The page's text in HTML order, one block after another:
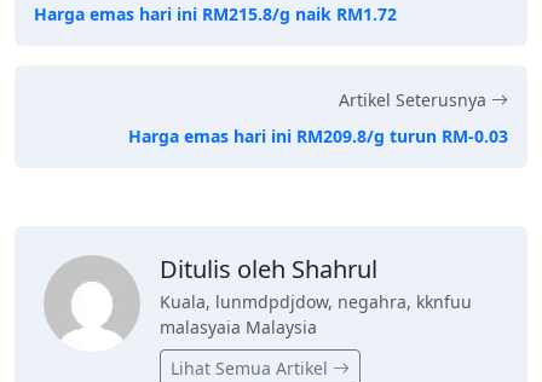
Harga emas hari ini RM215.8/g naik RM1.72
Artikel Seterusnya
Harga emas hari ini RM209.8/g turun RM-0.03
Ditulis oleh Shahrul
Kuala, lunmdpdjdow, negahra, kknfuu
malasyaia Malaysia
Lihat Semua Artikel